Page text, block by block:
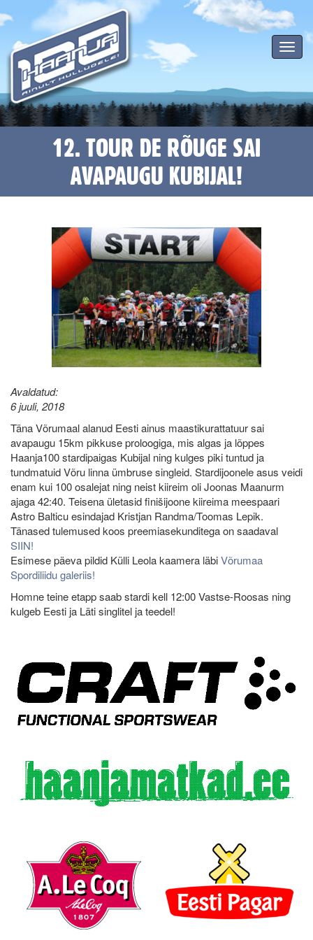
Toggle
12. TOUR DE RÕUGE SAI
AVAPAUGU KUBIJAL!
Avaldatud:
6 juuli, 2018
Täna Võrumaal alanud Eesti ainus maastikurattatuur sai
avapaugu 15km pikkuse proloogiga, mis algas ja lõppes
Haanja100 stardipaigas Kubijal ning kulges piki tuntud ja
tundmatuid Võru linna ümbruse singleid. Stardijoonele asus veidi
enam kui 100 osalejat ning neist kiireim oli Joonas Maanurm
ajaga 42:40. Teisena ületasid finišijoone kiireima meespaari
Astro Balticu esindajad Kristjan Randma/Toomas Lepik.
Tänased tulemused koos preemiasekunditega on saadaval
SIIN!
Esimese päeva pildid Külli Leola kaamera läbiVõrumaa
Spordiliidu galeriis!
Homne teine etapp saab stardi kell 12:00 Vastse-Roosas ning
kulgeb Eesti ja Läti singlitel ja teedel!